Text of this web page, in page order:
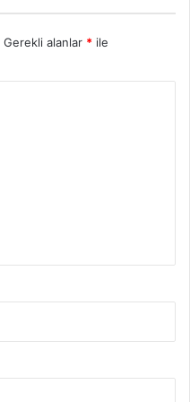
Gerekli alanlar * ile